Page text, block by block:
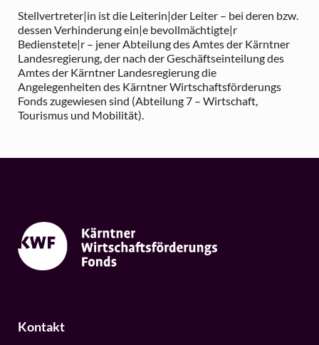
Stellvertreter|in ist die Leiterin|der Leiter – bei deren bzw.
dessen Verhinderung ein|e bevollmächtigte|r
Bedienstete|r – jener Abteilung des Amtes der Kärntner
Landesregierung, der nach der Geschäftseinteilung des
Amtes der Kärntner Landesregierung die
Angelegenheiten des Kärntner Wirtschaftsförderungs
Fonds zugewiesen sind (Abteilung 7 – Wirtschaft,
Tourismus und Mobilität).
Kontakt